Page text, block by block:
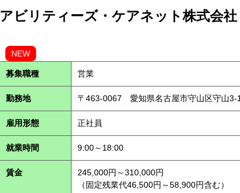
アビリティーズ・ケアネット株式会
NEW
募集職種 営業
勤務地 〒463-0067 愛知県名古屋市守山区守山3-
雇用形態 正社員
就業時間 9:00～18:00
賃金
245,000円～310,000円
（固定残業代46,500円～58,900円含む）